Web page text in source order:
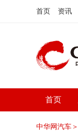
首页 资讯
首页
中华网汽车＞